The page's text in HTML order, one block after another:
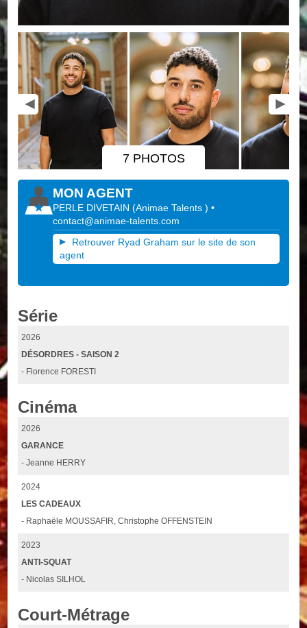
7 PHOTOS
MON AGENT
PERLE DIVETAIN (Animae Talents)•
contact@animae-talents.com
Retrouver Ryad Graham sur le site de son
agent
Série
2026
DÉSORDRES - SAISON 2
- Florence FORESTI
Cinéma
2026
GARANCE
- Jeanne HERRY
2024
LES CADEAUX
- Raphaële MOUSSAFIR, Christophe OFFENSTEIN
2023
ANTI-SQUAT
- Nicolas SILHOL
Court-Métrage